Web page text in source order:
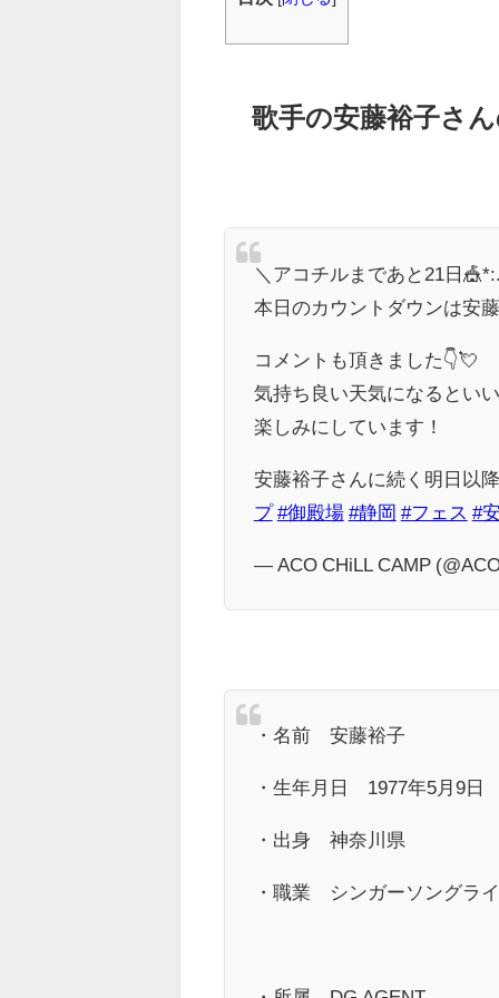
歌手の安藤裕子さ
＼アコチルまであと21日
本日のカウントダウンは安
コメントも頂きました👇💘
気持ち良い天気になるといい
楽しみにしています！
安藤裕子さんに続く明日以
プ #御殿場 #静岡 #フェス #
— ACO CHiLL CAMP
・名前 安藤裕子
・生年月日 1977年5月9日
・出身 神奈川県
・職業 シンガーソングラ